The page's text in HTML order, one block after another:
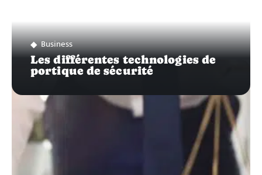
Business
Les différentes technologies de
portique de sécurité